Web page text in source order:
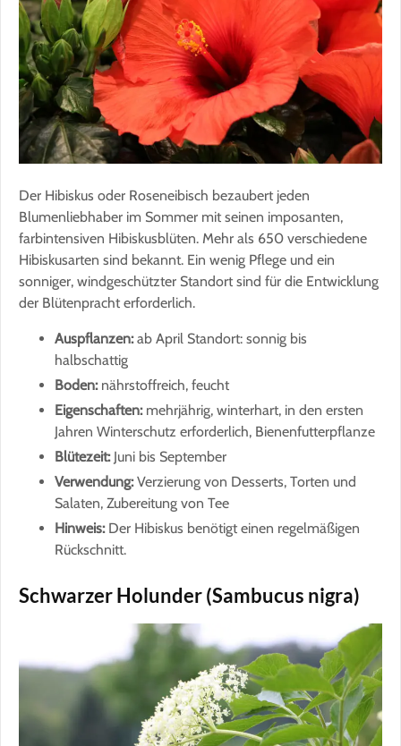
Der Hibiskus oder Roseneibisch bezaubert jeden
Blumenliebhaber im Sommer mit seinen imposanten,
farbintensiven Hibiskusblüten. Mehr als 650 verschiedene
Hibiskusarten sind bekannt. Ein wenig Pflege und ein
sonniger, windgeschützter Standort sind für die Entwicklung
der Blütenpracht erforderlich.
Auspflanzen:ab April Standort: sonnig bis
halbschattig
Boden:nährstoffreich, feucht
Eigenschaften:mehrjährig, winterhart, in den ersten
Jahren Winterschutz erforderlich, Bienenfutterpflanze
Blütezeit:Juni bis September
Verwendung:Verzierung von Desserts, Torten und
Salaten, Zubereitung von Tee
Hinweis:Der Hibiskus benötigt einen regelmäßigen
Rückschnitt.
Schwarzer Holunder (Sambucus nigra)